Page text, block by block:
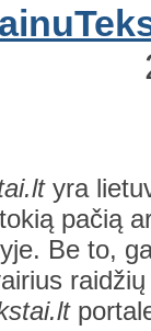
yra
pačią
Be to,